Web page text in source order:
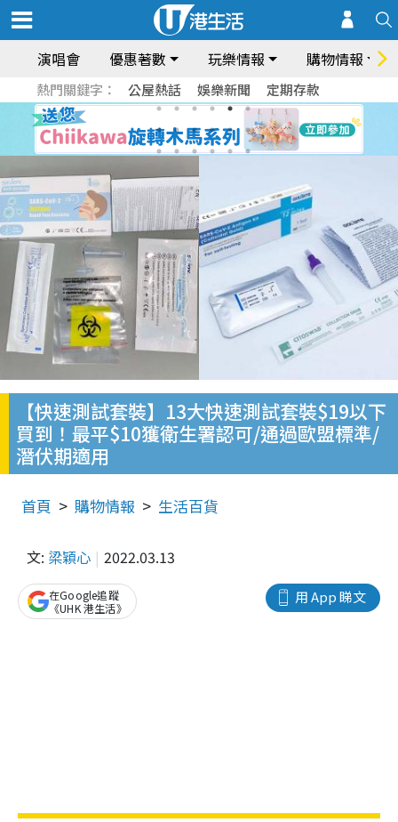
演唱會 優惠著數 玩樂情報 購物情報
熱門關鍵字： 公屋熱話 娛樂新聞 定期存款
【快速測試套裝】13大快速測試套裝$19以下
買到！最平$10獲衛生署認可/通過歐盟標準/
潛伏期適用
首頁 購物情報 生活百貨
文: 梁穎心 2022.03.13
用 App 睇文
在Google追蹤
《UHK 港生活》